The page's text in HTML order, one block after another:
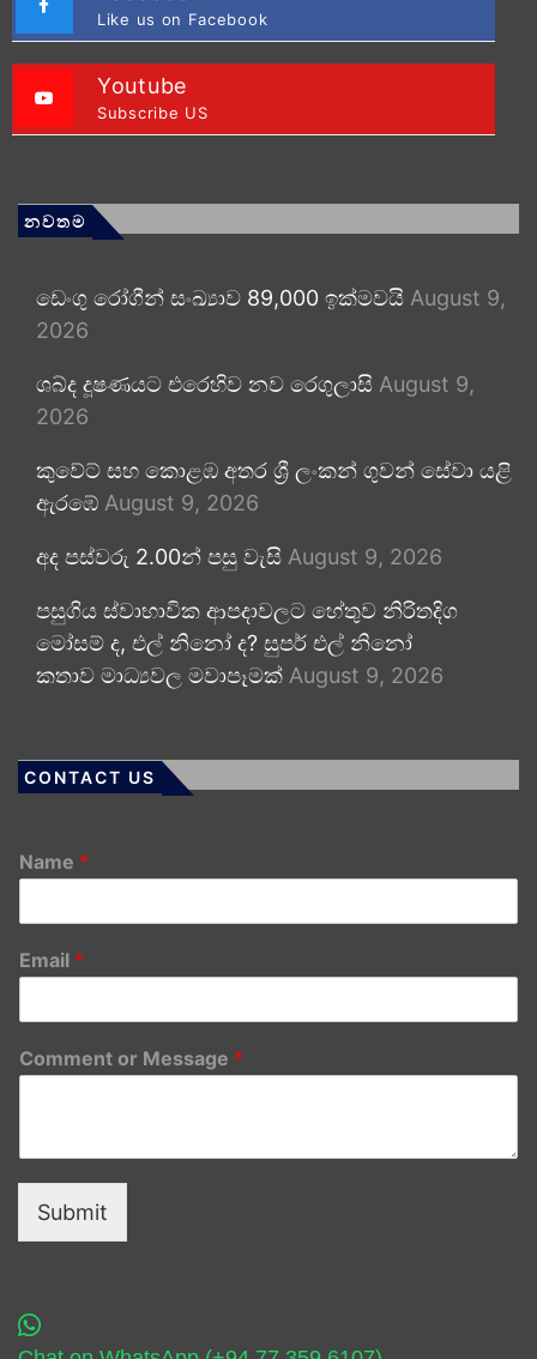
Like us on Facebook
Youtube
Subscribe US
නවතම
ඩෙංගු රෝගීන් සංඛ්‍යාව 89,000 ඉක්මවයි August 9,
2026
ශබ්ද දූෂණයට එරෙහිව නව රෙගුලාසි August 9,
2026
කුවේට් සහ කොළඹ අතර ශ්‍රී ලංකන් ගුවන් සේවා යළි
ඇරඹේ August 9, 2026
අද පස්වරු 2.00න් පසු වැසි August 9, 2026
පසුගිය ස්වාභාවික ආපදාවලට හේතුව නිරිතදිග
මෝසම් ද, එල් නිනෝ ද? සුපර් එල් නිනෝ
කතාව මාධ්‍යවල මවාපෑමක් August 9, 2026
CONTACT US
Name *
Email *
Comment or Message *
Submit